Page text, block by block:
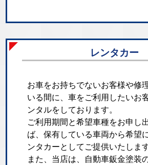
レンタカー
お車をお持ちでないお客様や修
いる間に、車をご利用したいお
ンタルをしております。
ご利用期間と希望車種をお申し
ば、保有している車両から希望
ンタカーとしてご提供いたします
また、当店は、自動車鈑金塗装